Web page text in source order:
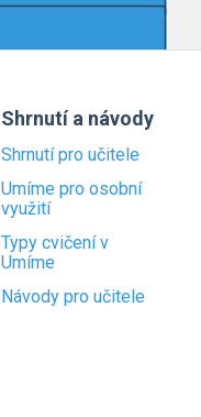
Shrnutí a návody
Shrnutí pro učitele
Umíme pro osobní
využití
Typy cvičení v
Umíme
Návody pro učitele